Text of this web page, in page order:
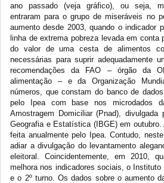
ano passado (veja gráfico), ou seja,
entraram para o grupo de miseráveis no
aumento desde 2003, quando o indicador
linha de extrema pobreza levada em conta
do valor de uma cesta de alimentos
necessárias para suprir adequadamente
recomendações da FAO – órgão da
alimentação – e da Organização
números, que constam do banco de
pelo Ipea com base nos microdados
Amostragem Domiciliar (Pnad),
Geografia e Estatística (IBGE) em
feita anualmente pelo Ipea. Contudo,
adiar a divulgação do levantamento
eleitoral. Coincidentemente, em 2010,
melhora nos indicadores sociais, o
e o 2º turno. Os dados sobre o aumento